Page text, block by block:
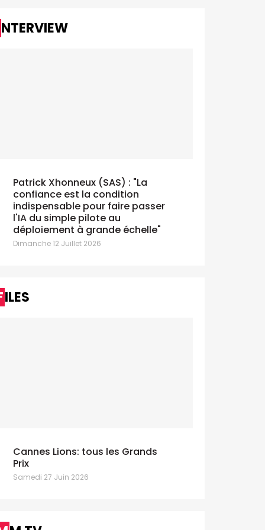
INTERVIEW
Patrick Xhonneux (SAS) : "La
confiance est la condition
indispensable pour faire passer
l'IA du simple pilote au
déploiement à grande échelle"
Dimanche 12 Juillet 2026
FILES
Cannes Lions: tous les Grands
Prix
Samedi 27 Juin 2026